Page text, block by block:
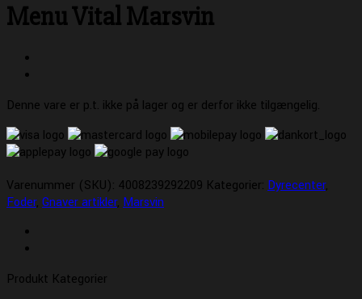
Menu Vital Marsvin
Denne vare er p.t. ikke på lager og er derfor ikke tilgængelig.
Varenummer (SKU): 4008239292209 Kategorier: Dyrecenter,
Foder, Gnaver artikler, Marsvin
Produkt Kategorier